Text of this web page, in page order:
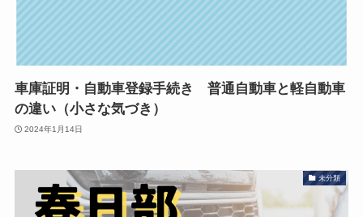
車庫証明・自動車登録手続き 普通自動車と軽自動車
の違い（小さな気づき）
2024年1月14日
未分類